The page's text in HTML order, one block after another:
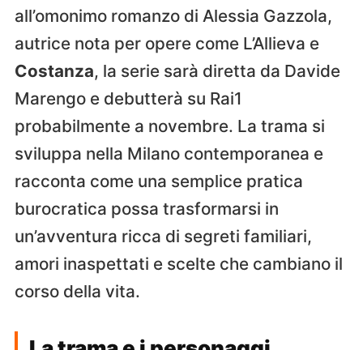
all’omonimo romanzo di Alessia Gazzola,
autrice nota per opere come L’Allieva e
Costanza, la serie sarà diretta da Davide
Marengo e debutterà su Rai1
probabilmente a novembre. La trama si
sviluppa nella Milano contemporanea e
racconta come una semplice pratica
burocratica possa trasformarsi in
un’avventura ricca di segreti familiari,
amori inaspettati e scelte che cambiano il
corso della vita.